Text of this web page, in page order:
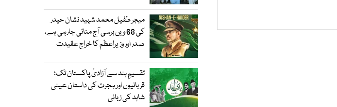
میجر طفیل محمد شہید نشان حیدر
کی 68 ویں برسی آج منائی جارہی ہے،
صدر اور وزیراعظم کا خراج عقیدت
تقسیمِ ہند سے آزادیٔ پاکستان تک؛
قربانیوں اور ہجرت کی داستان عینی
شاہد کی زبانی